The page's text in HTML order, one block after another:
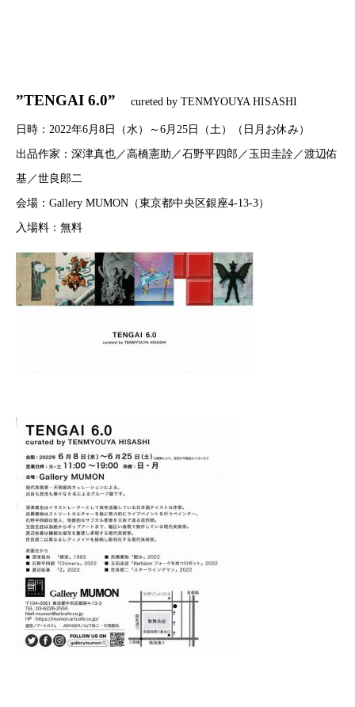
”TENGAI 6.0” cureted by TENMYOUYA HISASHI
日時：2022年6月8日（水）～6月25日（土）（日月お休み）
出品作家：深津真也／高橋憲助／石野平四郎／玉田圭詮／渡辺佑
基／世良郎二
会場：Gallery MUMON（東京都中央区銀座4-13-3）
入場料：無料